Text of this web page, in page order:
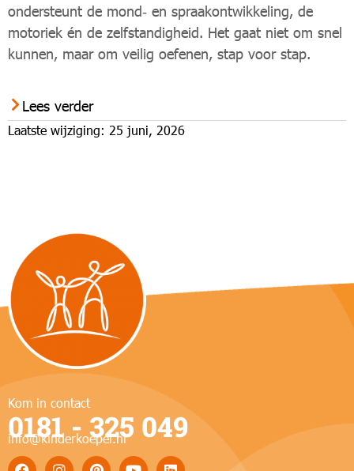
ondersteunt de mond‑ en spraakontwikkeling, de
motoriek én de zelfstandigheid. Het gaat niet om snel
kunnen, maar om veilig oefenen, stap voor stap.
Lees verder
Laatste wijziging: 25 juni, 2026
Kom in contact
0181 - 325 049
info@kinderkoepel.nl